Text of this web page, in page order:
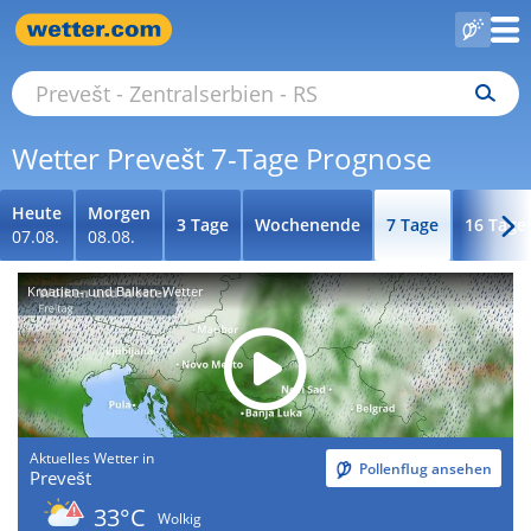
Wetter Prevešt 7-Tage Prognose
Heute
07.08.
Morgen
08.08.
3 Tage Wochenende 7 Tage 16 Tage
Kroatien- und Balkan-Wetter
Aktuelles Wetter in
Prevešt Pollenflug ansehen
33°C
Wolkig